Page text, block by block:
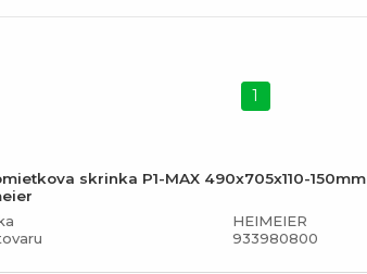
1
skrinka P1-MAX 490x705x110-150mm
HEIMEIER
933980800